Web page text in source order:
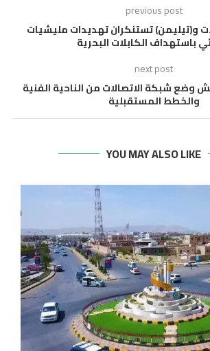
previous post
و(تيليمن) تستنكران تهديدات مليشيات
باستهداف الكابلات البحرية
next post
وضع شبكة الاتصالات من الناحية الفنية
والخطط المستقبلية
YOU MAY ALSO LIKE